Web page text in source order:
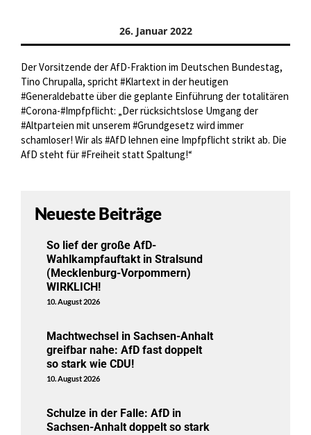
26. Januar 2022
Der Vorsitzende der AfD-Fraktion im Deutschen Bundestag,
Tino Chrupalla, spricht #Klartext in der heutigen
#Generaldebatte über die geplante Einführung der totalitären
#Corona-#Impfpflicht: „Der rücksichtslose Umgang der
#Altparteien mit unserem #Grundgesetz wird immer
schamloser! Wir als #AfD lehnen eine Impfpflicht strikt ab. Die
AfD steht für #Freiheit statt Spaltung!“
Neueste Beiträge
So lief der große AfD-
Wahlkampfauftakt in Stralsund
(Mecklenburg-Vorpommern)
WIRKLICH!
10. August 2026
Machtwechsel in Sachsen-Anhalt
greifbar nahe: AfD fast doppelt
so stark wie CDU!
10. August 2026
Schulze in der Falle: AfD in
Sachsen-Anhalt doppelt so stark